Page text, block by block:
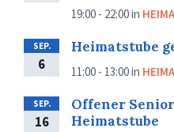
19:00 - 22:00in
SEP.
6
Heimatstube
11:00 - 13:00in
SEP.
16
Offener
Heimatstube